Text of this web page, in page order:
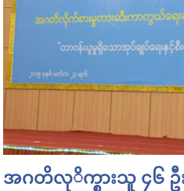
အဂတိလုိက္စားသူ ၄၆